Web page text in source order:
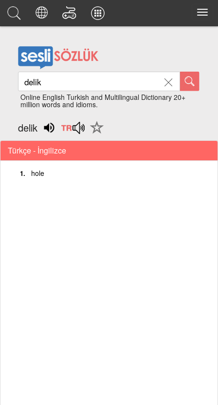
Online English Turkish and Multilingual Dictionary 20+
million words and idioms.
delik
Türkçe - İngilizce
hole